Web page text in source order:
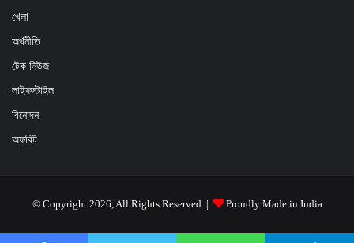
খেলা
অর্থনীতি
টেক নিউজ
লাইফস্টাইল
বিনোদন
অফবিট
© Copyright 2026, All Rights Reserved | Proudly Made in India